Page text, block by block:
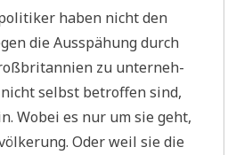
haben nicht den
die Aus­spä­hung durch
zu unter­neh­
selbst betrof­fen sind,
Wobei es nur um sie geht,
Oder weil sie die